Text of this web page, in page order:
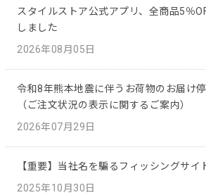
スタイルストア公式アプリ、全商品5％
しました
2026年08月05日
令和8年熊本地震に伴うお荷物のお届け
（ご注文状況の表示に関するご案内）
2026年07月29日
【重要】当社名を騙るフィッシングサイ
2025年10月30日